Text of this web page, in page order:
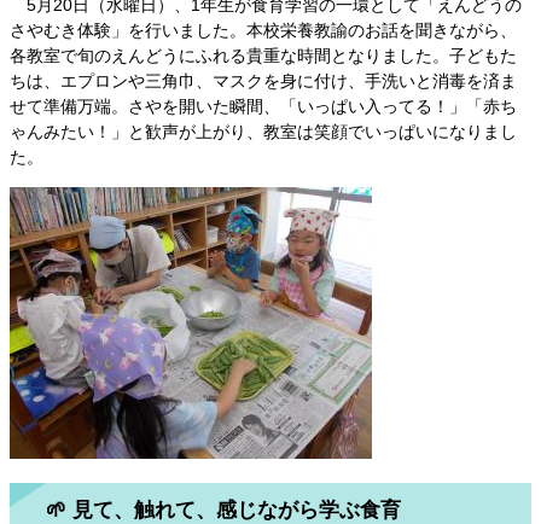
5月20日（水曜日）、1年生が食育学習の一環として「えんどうの
さやむき体験」を行いました。本校栄養教諭のお話を聞きながら、
各教室で旬のえんどうにふれる貴重な時間となりました。子どもた
ちは、エプロンや三角巾、マスクを身に付け、手洗いと消毒を済ま
せて準備万端。さやを開いた瞬間、「いっぱい入ってる！」「赤ち
ゃんみたい！」と歓声が上がり、教室は笑顔でいっぱいになりまし
た。
🌱 見て、触れて、感じながら学ぶ食育